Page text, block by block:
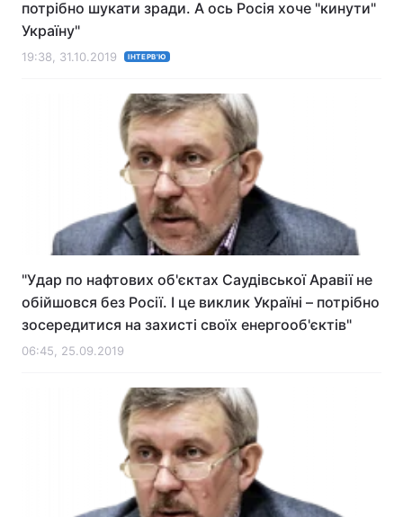
потрібно шукати зради. А ось Росія хоче "кинути"
Україну"
19:38, 31.10.2019 ІНТЕРВ'Ю
"Удар по нафтових об'єктах Саудівської Аравії не
обійшовся без Росії. І це виклик Україні – потрібно
зосередитися на захисті своїх енергооб'єктів"
06:45, 25.09.2019